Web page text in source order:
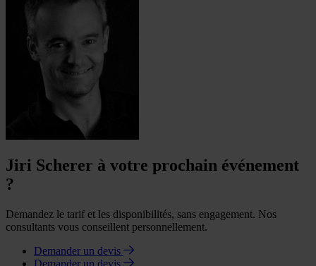
Jiri Scherer à votre prochain événement
?
Demandez le tarif et les disponibilités, sans engagement. Nos
consultants vous conseillent personnellement.
Demander un devis